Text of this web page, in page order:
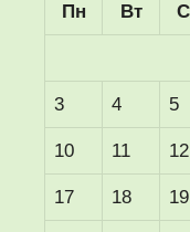
Пн
Вт
3 4 5
10 11 12
17 18 19